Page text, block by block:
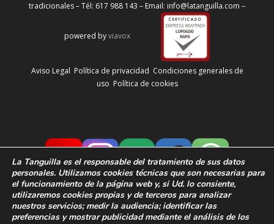
tradicionales – Tél: 617 988 143 – Email: info@latanguilla.com –
powered byviavox
Aviso Legal Política de privacidad Condiciones generales de
uso Política de cookies
La Tanguilla es el responsable del tratamiento de sus datos
personales. Utilizamos cookies técnicas que son necesarias para
el funcionamiento de la página web y, si Ud. lo consiente,
utilizaremos cookies propias y de terceros para analizar
nuestros servicios; medir la audiencia;identificar las
preferencias ymostrar publicidad mediante el análisis de los